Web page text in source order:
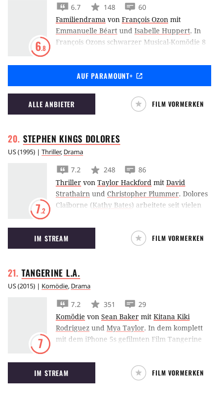
6.8
6.7 148
60
Familiendrama von François Ozon mit
Emmanuelle Béart und Isabelle Huppert. In
François Ozons schwarzer Musical-Komödie 8
Deneuve einem Mord nach.
AUF PARAMOUNT+
ALLE ANBIETER FILM VORMERKEN
STEPHEN KINGS DOLORES
US(1995) | Thriller, Drama
7.2
7.2 248
86
Thriller von Taylor Hackford mit David
Strathairn und Christopher Plummer. Dolores
Claiborne (Kathy Bates) arbeitete seit vielen
wohlhabende Frau in Maine. Jetzt steht sie
unter Verdacht, ihre Arbeitgeberin ermordet
zu haben. Dolores’ Tochter Selina (
sehr erfolgreich ist, kommt angereist, um
ihrer Mutter beizustehen. Während der
vergessene Erinnerungen aus Selinas
schwerer Kindheit wieder auf…
IM STREAM FILM VORMERKEN
TANGERINE L.A.
US(2015) | Komödie, Drama
7
7.2 351
29
Komödie von Sean Baker mit Kitana Kiki
Rodriguez und Mya Taylor. In dem komplett
mit dem iPhone 5s gefilmten Film Tangerine
Prostituierte mit ihrer Freundin den Spuren
ihres gebrochenen Herzens nach.
IM STREAM FILM VORMERKEN